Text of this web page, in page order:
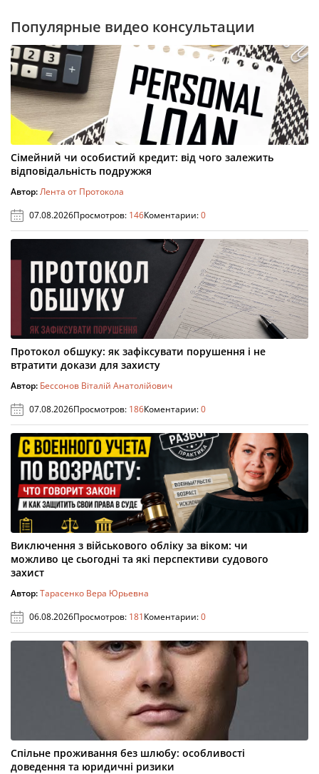
Популярные видео консультации
Сімейний чи особистий кредит: від чого залежить
відповідальність подружжя
Автор:Лента от Протокола
07.08.2026Просмотров: 146Коментарии:0
Протокол обшуку: як зафіксувати порушення і не
втратити докази для захисту
Автор: Бессонов Віталій Анатолійович
07.08.2026Просмотров: 186Коментарии:0
Виключення з військового обліку за віком: чи
можливо це сьогодні та які перспективи судового
захист
Автор:Тарасенко Вера Юрьевна
06.08.2026Просмотров: 181Коментарии:0
Спільне проживання без шлюбу: особливості
доведення та юридичні ризики